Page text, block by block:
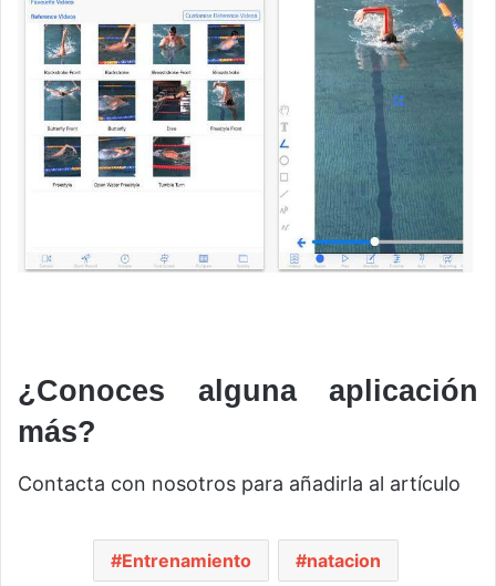
¿Conoces alguna aplicación
más?
Contacta con nosotros para añadirla al artículo
Entrenamiento natacion